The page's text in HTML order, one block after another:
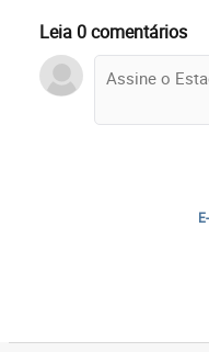
Leia 0 comentários